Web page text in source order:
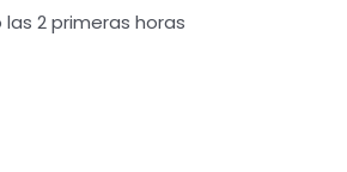
2 primeras horas